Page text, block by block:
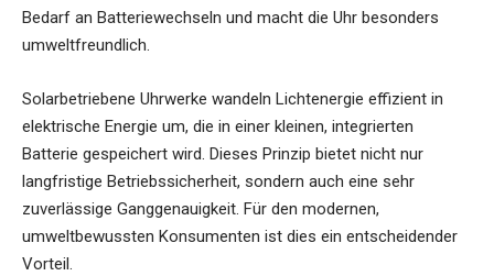
Bedarf an Batteriewechseln und macht die Uhr besonders
umweltfreundlich.
Solarbetriebene Uhrwerke wandeln Lichtenergie effizient in
elektrische Energie um, die in einer kleinen, integrierten
Batterie gespeichert wird. Dieses Prinzip bietet nicht nur
langfristige Betriebssicherheit, sondern auch eine sehr
zuverlässige Ganggenauigkeit. Für den modernen,
umweltbewussten Konsumenten ist dies ein entscheidender
Vorteil.